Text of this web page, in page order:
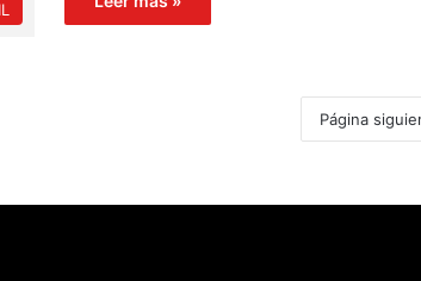
Página